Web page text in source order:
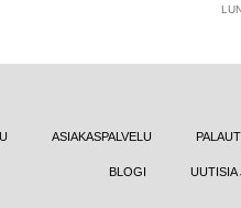
ASIAKASPALVELU
BLOGI UUTISIA